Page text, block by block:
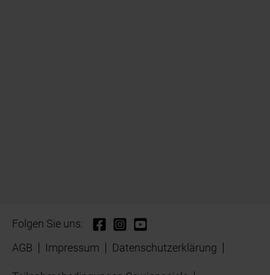
Folgen Sie uns:
AGB
Impressum Datenschutzerklärung